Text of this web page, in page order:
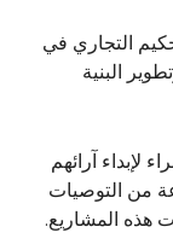
التجاري في
البنية
لإبداء آرائهم
من التوصيات
هذه المشاريع.